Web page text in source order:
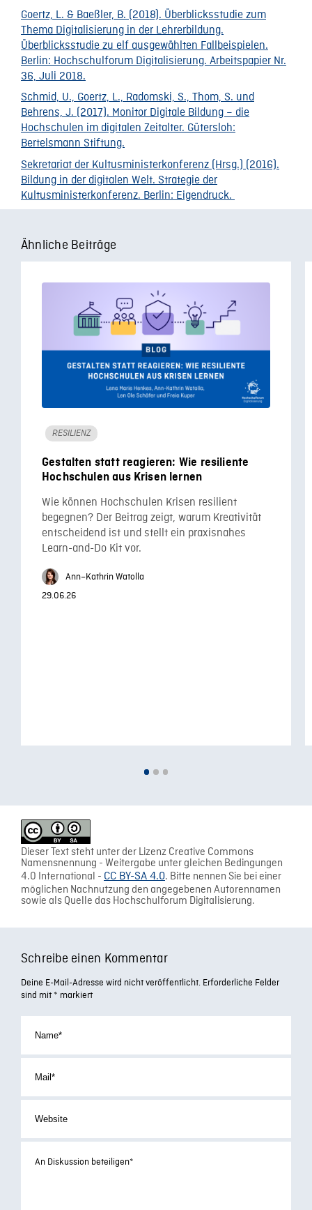
Goertz, L. & Baeßler, B. (2018). Überblicksstudie zum
Thema Digitalisierung in der Lehrerbildung.
Überblicksstudie zu elf ausgewählten Fallbeispielen.
Berlin: Hochschulforum Digitalisierung. Arbeitspapier Nr.
36, Juli 2018.
Schmid, U., Goertz, L., Radomski, S., Thom, S. und
Behrens, J. (2017). Monitor Digitale Bildung – die
Hochschulen im digitalen Zeitalter. Gütersloh:
Bertelsmann Stiftung.
Sekretariat der Kultusministerkonferenz (Hrsg.) (2016).
Bildung in der digitalen Welt. Strategie der
Kultusministerkonferenz. Berlin: Eigendruck.
Ähnliche Beiträge
RESILIENZ
Gestalten statt reagieren: Wie resiliente
Hochschulen aus Krisen lernen
Wie können Hochschulen Krisen resilient
begegnen? Der Beitrag zeigt, warum Kreativität
entscheidend ist und stellt ein praxisnahes
Learn-and-Do Kit vor.
Ann–Kathrin Watolla
29.06.26
Dieser Text steht unter der Lizenz Creative Commons
Namensnennung - Weitergabe unter gleichen Bedingungen
4.0 International - CC BY-SA 4.0. Bitte nennen Sie bei einer
möglichen Nachnutzung den angegebenen Autorennamen
sowie als Quelle das Hochschulforum Digitalisierung.
Schreibe einen Kommentar
Deine E-Mail-Adresse wird nicht veröffentlicht. Erforderliche Felder
sind mit * markiert